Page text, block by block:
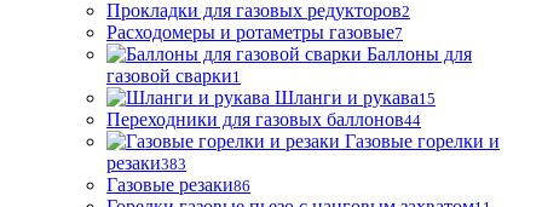
Прокладки для газовых редукторов2
Расходомеры и ротаметры газовые7
Баллоны для
газовой сварки1
Шланги и рукава15
Переходники для газовых баллонов44
Газовые горелки и
резаки383
Газовые резаки86